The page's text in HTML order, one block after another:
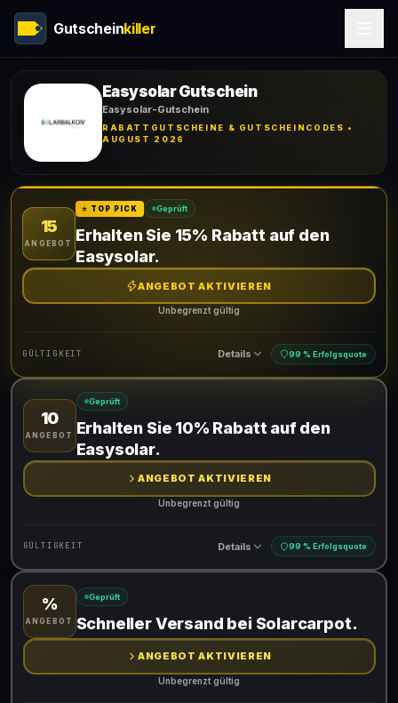
Gutscheinkiller
Easysolar Gutschein
Easysolar-Gutschein
RABATTGUTSCHEINE & GUTSCHEINCODES •
AUGUST 2026
15
ANGEBOT
⭐ TOP PICK Geprüft
Erhalten Sie 15% Rabatt auf den
Easysolar.
ANGEBOT AKTIVIEREN
Unbegrenzt gültig
GÜLTIGKEIT Details 99 % Erfolgsquote
Gültig für teilnehmende Produkte
10
ANGEBOT
Geprüft
Erhalten Sie 10% Rabatt auf den
Easysolar.
ANGEBOT AKTIVIEREN
Unbegrenzt gültig
GÜLTIGKEIT Details 99 % Erfolgsquote
Gültig für teilnehmende Produkte
%
ANGEBOT
Geprüft
Schneller Versand bei Solarcarpot.
ANGEBOT AKTIVIEREN
Unbegrenzt gültig